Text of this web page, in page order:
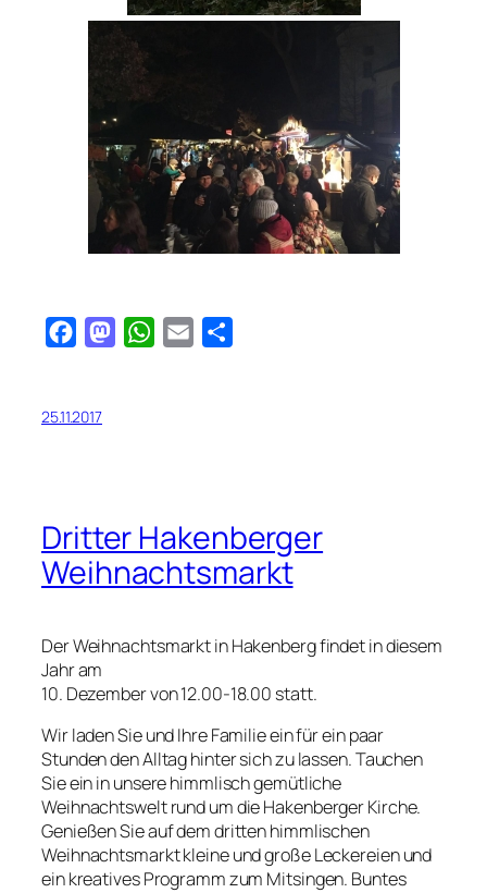
FacebookMastodonWhatsApp
Email
25.11.2017
Dritter Hakenberger
Weihnachtsmarkt
Der Weihnachtsmarkt in Hakenberg findet in diesem
Jahr am
10. Dezember von 12.00-18.00 statt.
Wir laden Sie und Ihre Familie ein für ein paar
Stunden den Alltag hinter sich zu lassen. Tauchen
Sie ein in unsere himmlisch gemütliche
Weihnachtswelt rund um die Hakenberger Kirche.
Genießen Sie auf dem dritten himmlischen
Weihnachtsmarkt kleine und große Leckereien und
ein kreatives Programm zum Mitsingen. Buntes